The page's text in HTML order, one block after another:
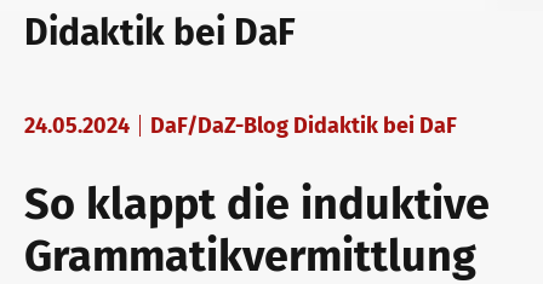
telc Prüfungen in Bad Homburg
telc Prüfungszentrum werden
Prüfungszentrum finden
Deutsch für den Beruf
Deutschlernen mit telc Lehrwerken
Deutsch für die Hochschule
Qualifizierungen: Prüfen und Bewerten
Angebote für Deutschlernende
Inhouse-Veranstaltungen
Didaktik bei DaF
24.05.2024 DaF/DaZ-Blog Didaktik bei DaF
So klappt die induktive
Grammatikvermittlung